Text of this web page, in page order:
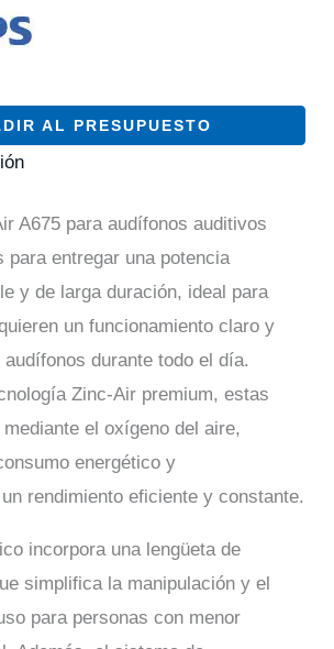
AL PRESUPUESTO
A675 para audífonos auditivos
para entregar una potencia
y de larga duración, ideal para
un funcionamiento claro y
durante todo el día.
Zinc-Air premium, estas
el oxígeno del aire,
energético y
rendimiento eficiente y constante.
incorpora una lengüeta de
simplifica la manipulación y el
para personas con menor